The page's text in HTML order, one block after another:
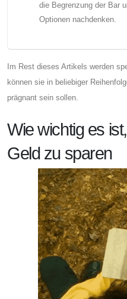
die Begrenzung der Bar
Optionen nachdenken.
Im Rest dieses Artikels werden
können sie in beliebiger
prägnant sein sollen.
Wie wichtig es
Geld zu sparen